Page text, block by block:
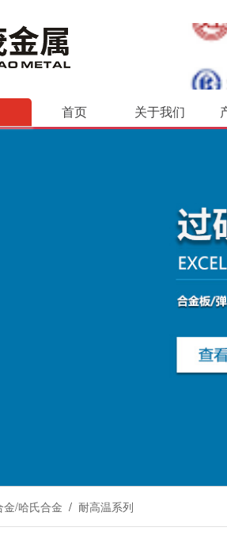
首页 关于我们
金/哈氏合金 / 耐高温系列